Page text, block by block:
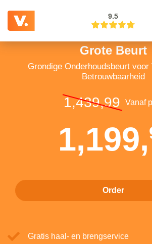
9.5
Grote Beurt
Grondige Onderhoudsbeurt voor
Betrouwbaarheid
1,439,99 Vanaf
1,199,
Order
Gratis haal- en brengservice